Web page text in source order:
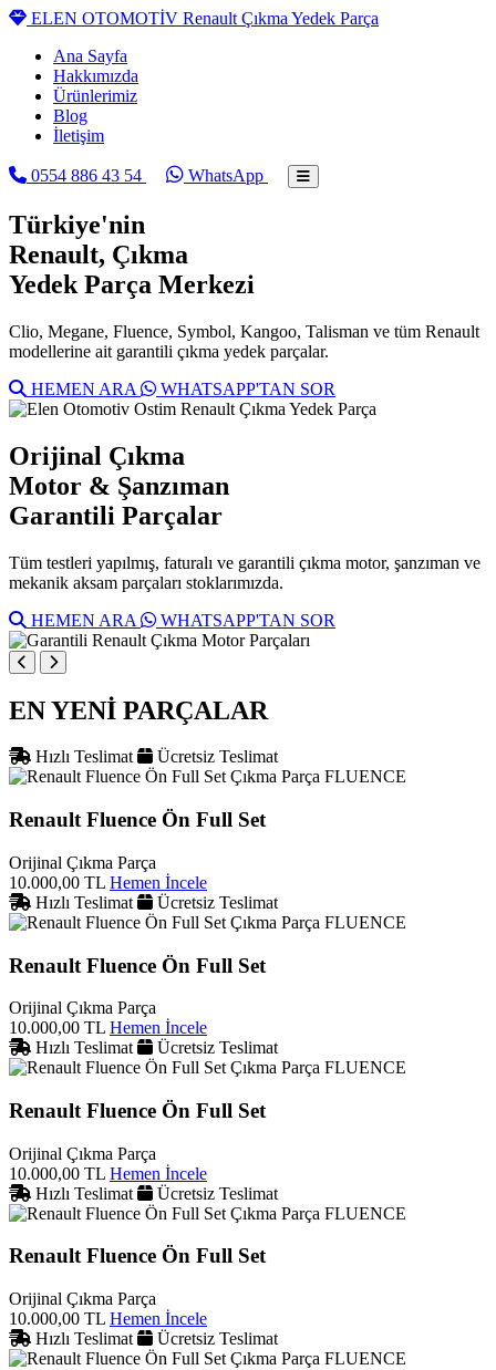
ELEN OTOMOTİV Renault Çıkma Yedek Parça
Ana Sayfa
Hakkımızda
Ürünlerimiz
Blog
İletişim
0554 886 43 54 WhatsApp
Türkiye'nin
Renault, Çıkma
Yedek Parça Merkezi
Clio, Megane, Fluence, Symbol, Kangoo, Talisman ve tüm Renault
modellerine ait garantili çıkma yedek parçalar.
HEMEN ARA
WHATSAPP'TAN SOR
Orijinal Çıkma
Motor & Şanzıman
Garantili Parçalar
Tüm testleri yapılmış, faturalı ve garantili çıkma motor, şanzıman ve
mekanik aksam parçaları stoklarımızda.
HEMEN ARA
WHATSAPP'TAN SOR
EN YENİ PARÇALAR
Hızlı Teslimat
Ücretsiz Teslimat
FLUENCE
Renault Fluence Ön Full Set
Orijinal Çıkma Parça
10.000,00 TL Hemen İncele
Hızlı Teslimat
Ücretsiz Teslimat
FLUENCE
Renault Fluence Ön Full Set
Orijinal Çıkma Parça
10.000,00 TL Hemen İncele
Hızlı Teslimat
Ücretsiz Teslimat
FLUENCE
Renault Fluence Ön Full Set
Orijinal Çıkma Parça
10.000,00 TL Hemen İncele
Hızlı Teslimat
Ücretsiz Teslimat
FLUENCE
Renault Fluence Ön Full Set
Orijinal Çıkma Parça
10.000,00 TL Hemen İncele
Hızlı Teslimat
Ücretsiz Teslimat
FLUENCE